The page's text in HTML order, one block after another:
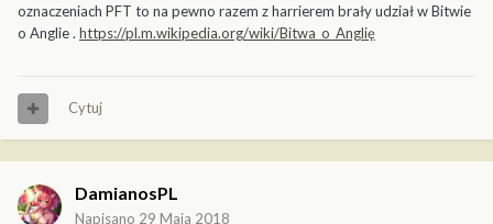
oznaczeniach PFT to na pewno razem z harrierem brały udział w Bitwie
o Anglie . https://pl.m.wikipedia.org/wiki/Bitwa_o_Anglię
Cytuj
DamianosPL
Napisano 29 Maja 2018